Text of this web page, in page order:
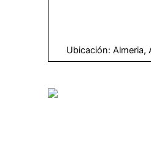
Ubicación: Almeria,